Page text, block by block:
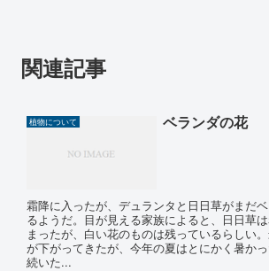
関連記事
植物について ベランダの花
霜降に入ったが、デュランタと日日草がまだ
るようだ。目が見える家族によると、日日草
まったが、白い花のものは残っているらしい
が下がってきたが、今年の夏はとにかく暑か
続いた...